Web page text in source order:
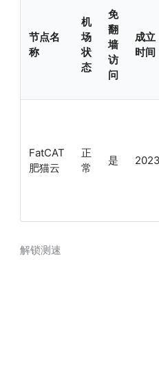
节点名
称
机
场
状
态
免
翻
墙
访
问
成立
时间
FatCAT
肥猫云
正
常
是 2023
解锁测速